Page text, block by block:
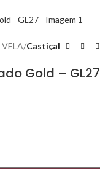
VELA Castiçal
Gold – GL27